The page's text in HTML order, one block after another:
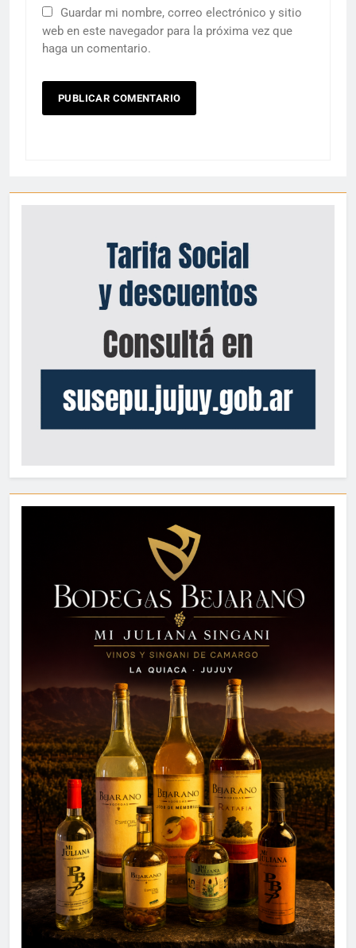
Guardar mi nombre, correo electrónico y sitio
web en este navegador para la próxima vez que
haga un comentario.